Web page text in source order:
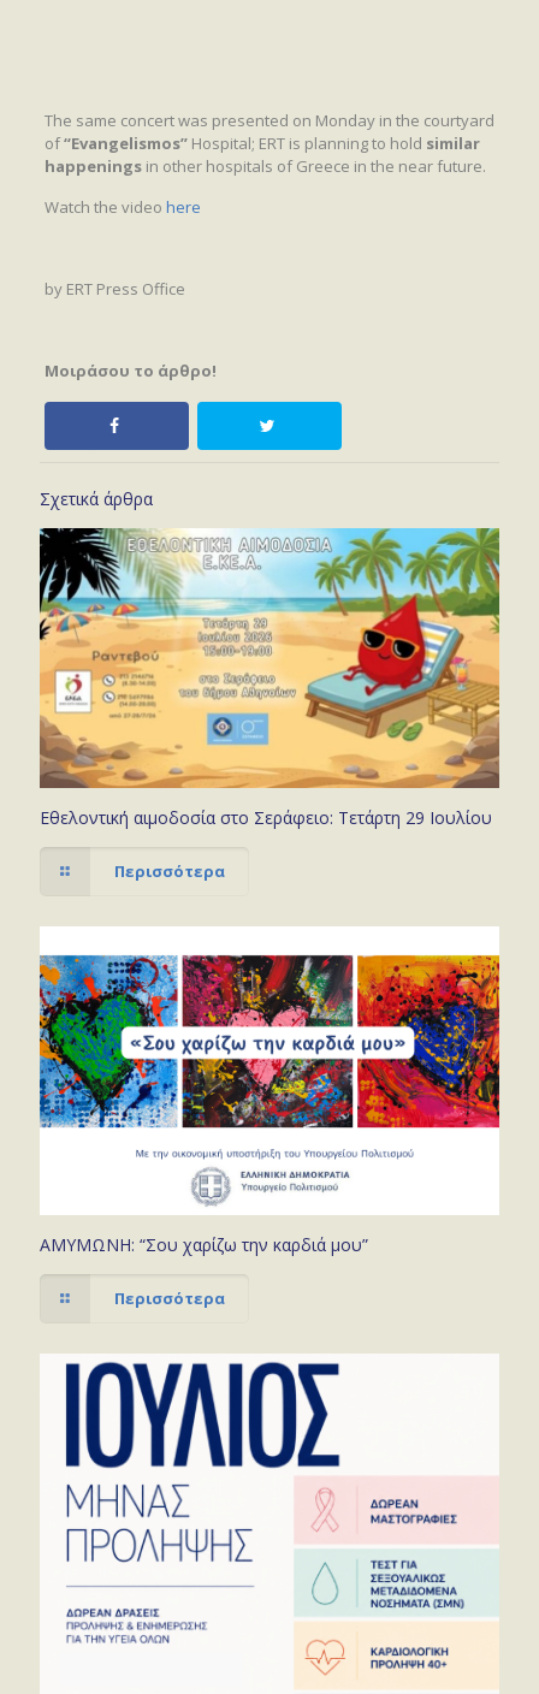
The same concert was presented on Monday in the courtyard
of“Evangelismos”Hospital; ERT is planning to hold similar
happeningsin other hospitals of Greece in the near future.
Watch the video here
by ERT Press Office
Μοιράσου το άρθρο!
Σχετικά άρθρα
Εθελοντική αιμοδοσία στο Σεράφειο: Τετάρτη 29 Ιουλίου
Περισσότερα
ΑΜΥΜΩΝΗ: “Σου χαρίζω την καρδιά μου”
Περισσότερα